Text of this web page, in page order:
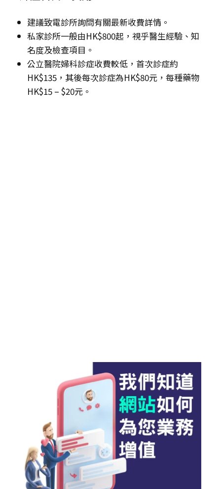
建議致電診所詢問有關最新收費詳情。
私家診所一般由HK$800起，視乎醫生經驗、知
名度及檢查項目。
公立醫院婦科診症收費較低，首次診症約
HK$135，其後每次診症為HK$80元，每種藥物
HK$15 – $20元。